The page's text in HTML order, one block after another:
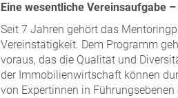
Eine wesentliche Vereinsaufgabe
Seit 7 Jahren gehört das
Vereinstätigkeit. Dem Programm
voraus, das die Qualität und
der Immobilienwirtschaft können
von Expertinnen in Führungsebenen